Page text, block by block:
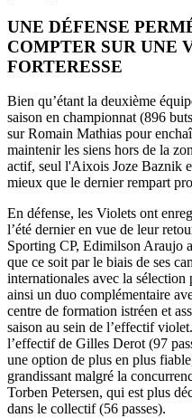
UNE DÉFENSE
COMPTER SUR UNE
FORTERESSE
Bien qu’étant la deuxième
saison en championnat (896
sur Romain Mathias pour
maintenir les siens hors de la
actif, seul l'Aixois Joze Baznik
mieux que le dernier rempart
En défense, les Violets ont
l’été dernier en vue de leur
Sporting CP, Edimilson Araujo
que ce soit par le biais de ses
internationales avec la
ainsi un duo complémentaire
centre de formation istréen et
saison au sein de l’effectif
l’effectif de Gilles Derot (97
une option de plus en plus
grandissant malgré la
Torben Petersen, qui est plus
dans le collectif (56 passes).